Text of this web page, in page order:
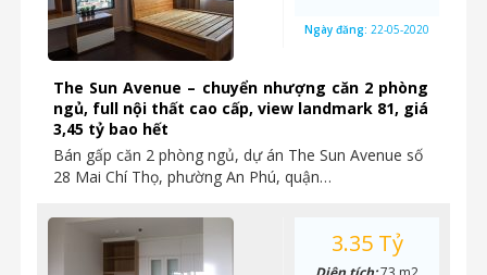
The Sun Avenue – chuyển nhượng căn 2 phòng
ngủ, full nội thất cao cấp, view landmark 81, giá
3,45 tỷ bao hết
Bán gấp căn 2 phòng ngủ, dự án The Sun Avenue số
28 Mai Chí Thọ, phường An Phú, quận…
Ngày đăng: 22-05-2020
3.35 Tỷ